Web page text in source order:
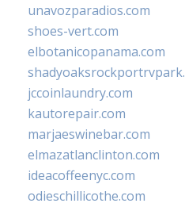
unavozparadios.com
shoes-vert.com
elbotanicopanama.com
jccoinlaundry.com
kautorepair.com
marjaeswinebar.com
elmazatlanclinton.com
ideacoffeenyc.com
odieschillicothe.com